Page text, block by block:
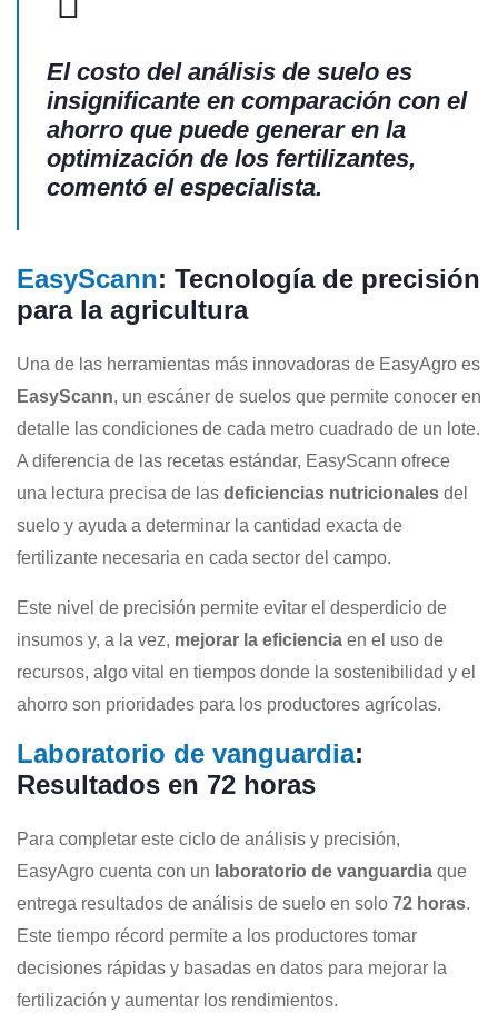
El costo del análisis de suelo es
insignificante en comparación con el
ahorro que puede generar en la
optimización de los fertilizantes,
comentó el especialista.
EasyScann: Tecnología de precisión
para la agricultura
Una de las herramientas más innovadoras de EasyAgro es
EasyScann, un escáner de suelos que permite conocer en
detalle las condiciones de cada metro cuadrado de un lote.
A diferencia de las recetas estándar, EasyScann ofrece
una lectura precisa de las deficiencias nutricionales del
suelo y ayuda a determinar la cantidad exacta de
fertilizante necesaria en cada sector del campo.
Este nivel de precisión permite evitar el desperdicio de
insumos y, a la vez, mejorar la eficiencia en el uso de
recursos, algo vital en tiempos donde la sostenibilidad y el
ahorro son prioridades para los productores agrícolas.
Laboratorio de vanguardia:
Resultados en 72 horas
Para completar este ciclo de análisis y precisión,
EasyAgro cuenta con un laboratorio de vanguardia que
entrega resultados de análisis de suelo en solo 72 horas.
Este tiempo récord permite a los productores tomar
decisiones rápidas y basadas en datos para mejorar la
fertilización y aumentar los rendimientos.